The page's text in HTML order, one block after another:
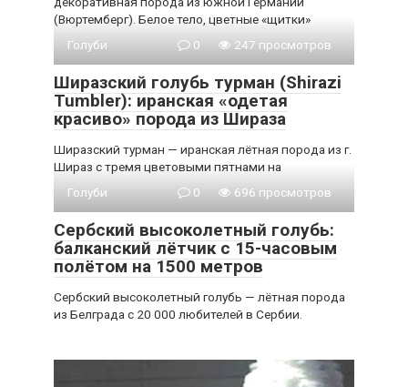
(Вюртемберг). Белое тело, цветные «щитки»
Голуби
0 247 просмотров
Ширазский голубь турман (Shirazi
Tumbler): иранская «одетая
красиво» порода из Шираза
Ширазский турман — иранская лётная порода из г.
Шираз с тремя цветовыми пятнами на
Голуби
0 696 просмотров
Сербский высоколетный голубь:
балканский лётчик с 15-часовым
полётом на 1500 метров
Сербский высоколетный голубь — лётная порода
из Белграда с 20 000 любителей в Сербии.